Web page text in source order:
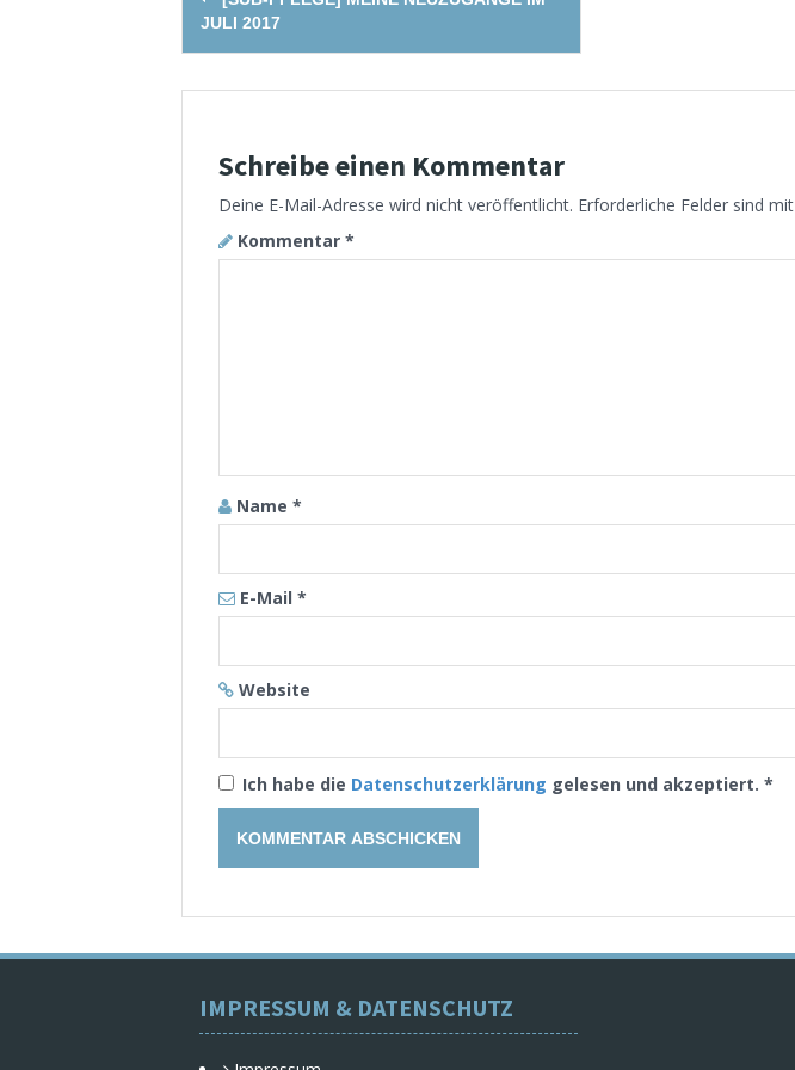
navigation
JULI 2017
Schreibe einen Kommentar
Deine E-Mail-Adresse wird nicht veröffentlicht. Erforderliche Felder sind mit
Kommentar *
Name *
E-Mail *
Website
Ich habe die Datenschutzerklärung gelesen und akzeptiert. *
IMPRESSUM & DATENSCHUTZ